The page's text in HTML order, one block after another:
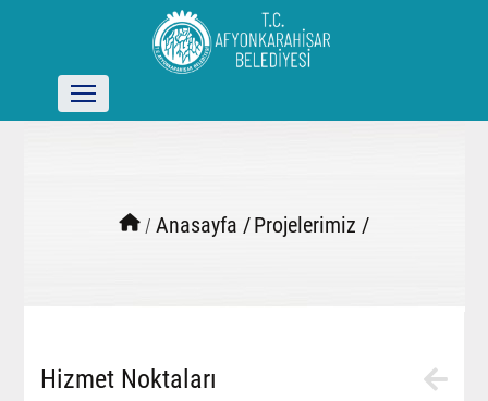
/ Anasayfa /Projelerimiz /
Hizmet Noktaları